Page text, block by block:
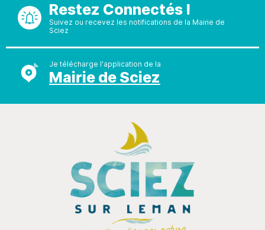
Restez Connectés !
Suivez ou recevez les notifications de la Mairie de
Sciez
Je télécharge l'application de la
Mairie de Sciez